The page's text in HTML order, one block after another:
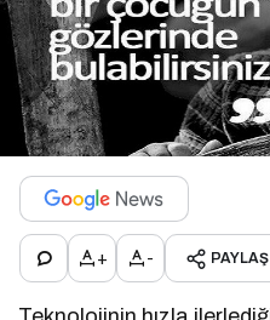
+ - PAYLAŞ